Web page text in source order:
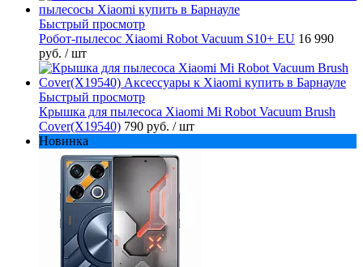
Быстрый просмотр
Робот-пылесос Xiaomi Robot Vacuum S10+ EU 16 990
руб. / шт
Быстрый просмотр
Крышка для пылесоса Xiaomi Mi Robot Vacuum Brush
Cover(X19540) 790 руб. / шт
Новинка